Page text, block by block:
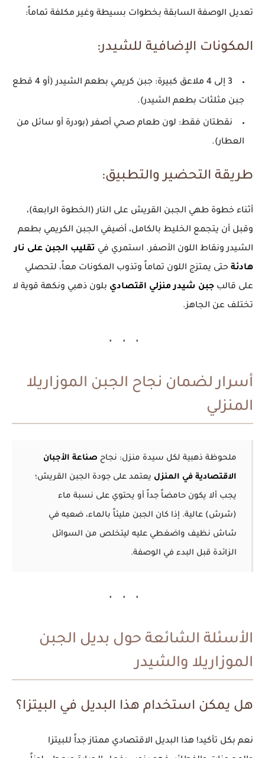
تعديل الوصفة السابقة بخطوات بسيطة وغير مكلفة تماماً:
المكونات الإضافية للشيدر:
3 إلى 4 ملاعق كبيرة:
جبن كريمي بطعم الشيدر (أو 4 قطع
جبن مثلثات بطعم الشيدر).
نقطتان فقط: لون طعام صحي أصفر (بودرة أو سائل من
العطار).
طريقة التحضير والتطبيق:
أثناء خطوة طهي الجبن القريش على النار (الخطوة الرابعة)،
وقبل أن يتجمع الخليط بالكامل، أضيفي الجبن الكريمي بطعم
الشيدر ونقاط اللون الأصفر. استمري في تقليب الجبن على نار
هادئة حتى يمتزج اللون تماماً وتذوب المكونات معاً، لتحصلي
على قالب جبن شيدر منزلي اقتصادي بلون ذهبي ونكهة قوية لا
تختلف عن الجاهز.
أسرار لضمان نجاح الجبن الموزاريلا
المنزلي
ملحوظة ذهبية لكل سيدة منزل: نجاح صناعة الأجبان
الاقتصادية في المنزل يعتمد على جودة الجبن القريش؛
يجب ألا يكون حامضاً جداً أو يحتوي على نسبة ماء
(شرش) عالية. إذا كان الجبن مليئاً بالماء، ضعيه في
شاش نظيف واضغطي عليه ليتخلص من السوائل
الزائدة قبل البدء في الوصفة.
الأسئلة الشائعة حول بديل الجبن
الموزاريلا والشيدر
هل يمكن استخدام هذا البديل في البيتزا؟
نعم بكل تأكيد! هذا البديل الاقتصادي ممتاز جداً للبيتزا